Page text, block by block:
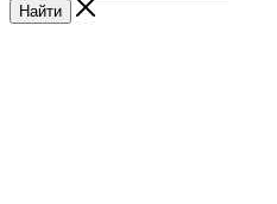
Найти